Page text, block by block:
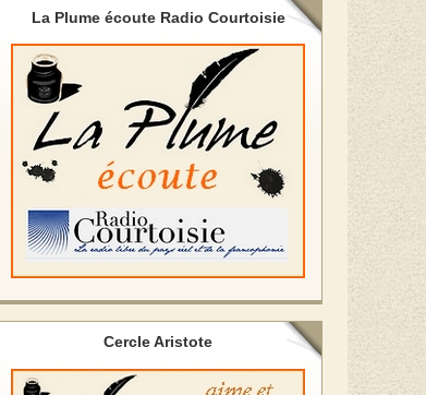
La Plume écoute Radio Courtoisie
Cercle Aristote